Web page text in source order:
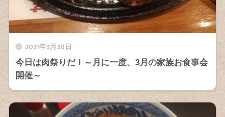
2021年3月30日
今日は肉祭りだ！～月に一度、3月の家族お食事会
開催～